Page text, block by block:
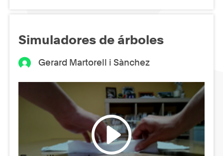
Simuladores de árboles
Gerard Martorell i Sànchez